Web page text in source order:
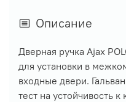
Описание
Дверная ручка Ajax
для установки в
входные двери.
тест на устойчивость